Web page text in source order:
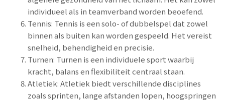
individueel als in teamverband worden beoefend.
Tennis: Tennis is een solo- of dubbelspel dat zowel
binnen als buiten kan worden gespeeld. Het vereist
snelheid, behendigheid en precisie.
Turnen: Turnen is een individuele sport waarbij
kracht, balans en flexibiliteit centraal staan.
Atletiek: Atletiek biedt verschillende disciplines
zoals sprinten, lange afstanden lopen, hoogspringen